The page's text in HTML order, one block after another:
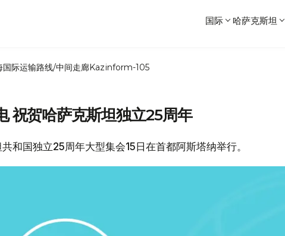
国际 哈萨克斯坦
国际运输路线/中间走廊Kazinform-105
祝贺哈萨克斯坦独立25周年
和国独立25周年大型集会15日在首都阿斯塔纳举行。